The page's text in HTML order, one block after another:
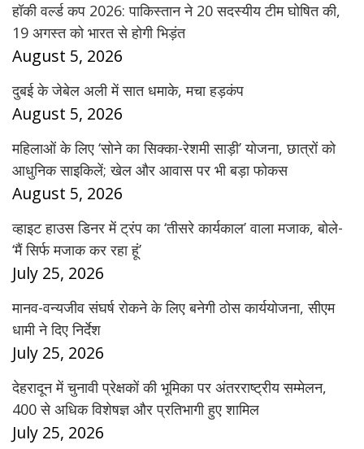
हॉकी वर्ल्ड कप 2026: पाकिस्तान ने 20 सदस्यीय टीम घोषित की,
19 अगस्त को भारत से होगी भिड़ंत
August 5, 2026
दुबई के जेबेल अली में सात धमाके, मचा हड़कंप
August 5, 2026
महिलाओं के लिए ‘सोने का सिक्का-रेशमी साड़ी’ योजना, छात्रों को
आधुनिक साइकिलें; खेल और आवास पर भी बड़ा फोकस
August 5, 2026
व्हाइट हाउस डिनर में ट्रंप का ‘तीसरे कार्यकाल’ वाला मजाक, बोले-
‘मैं सिर्फ मजाक कर रहा हूं’
July 25, 2026
मानव-वन्यजीव संघर्ष रोकने के लिए बनेगी ठोस कार्ययोजना, सीएम
धामी ने दिए निर्देश
July 25, 2026
देहरादून में चुनावी प्रेक्षकों की भूमिका पर अंतरराष्ट्रीय सम्मेलन,
400 से अधिक विशेषज्ञ और प्रतिभागी हुए शामिल
July 25, 2026